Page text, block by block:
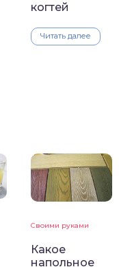
когтей
Читать далее
Своими руками
Какое
напольное